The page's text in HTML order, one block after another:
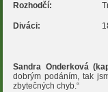
Rozhodčí:
Diváci:
Sandra Onderková
dobrým podáním, tak
zbytečných chyb.“